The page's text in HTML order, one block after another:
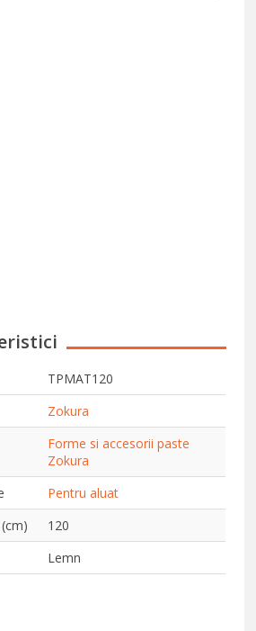
TPMAT120
Zokura
Forme si accesorii paste
Zokura
Pentru aluat
120
Lemn